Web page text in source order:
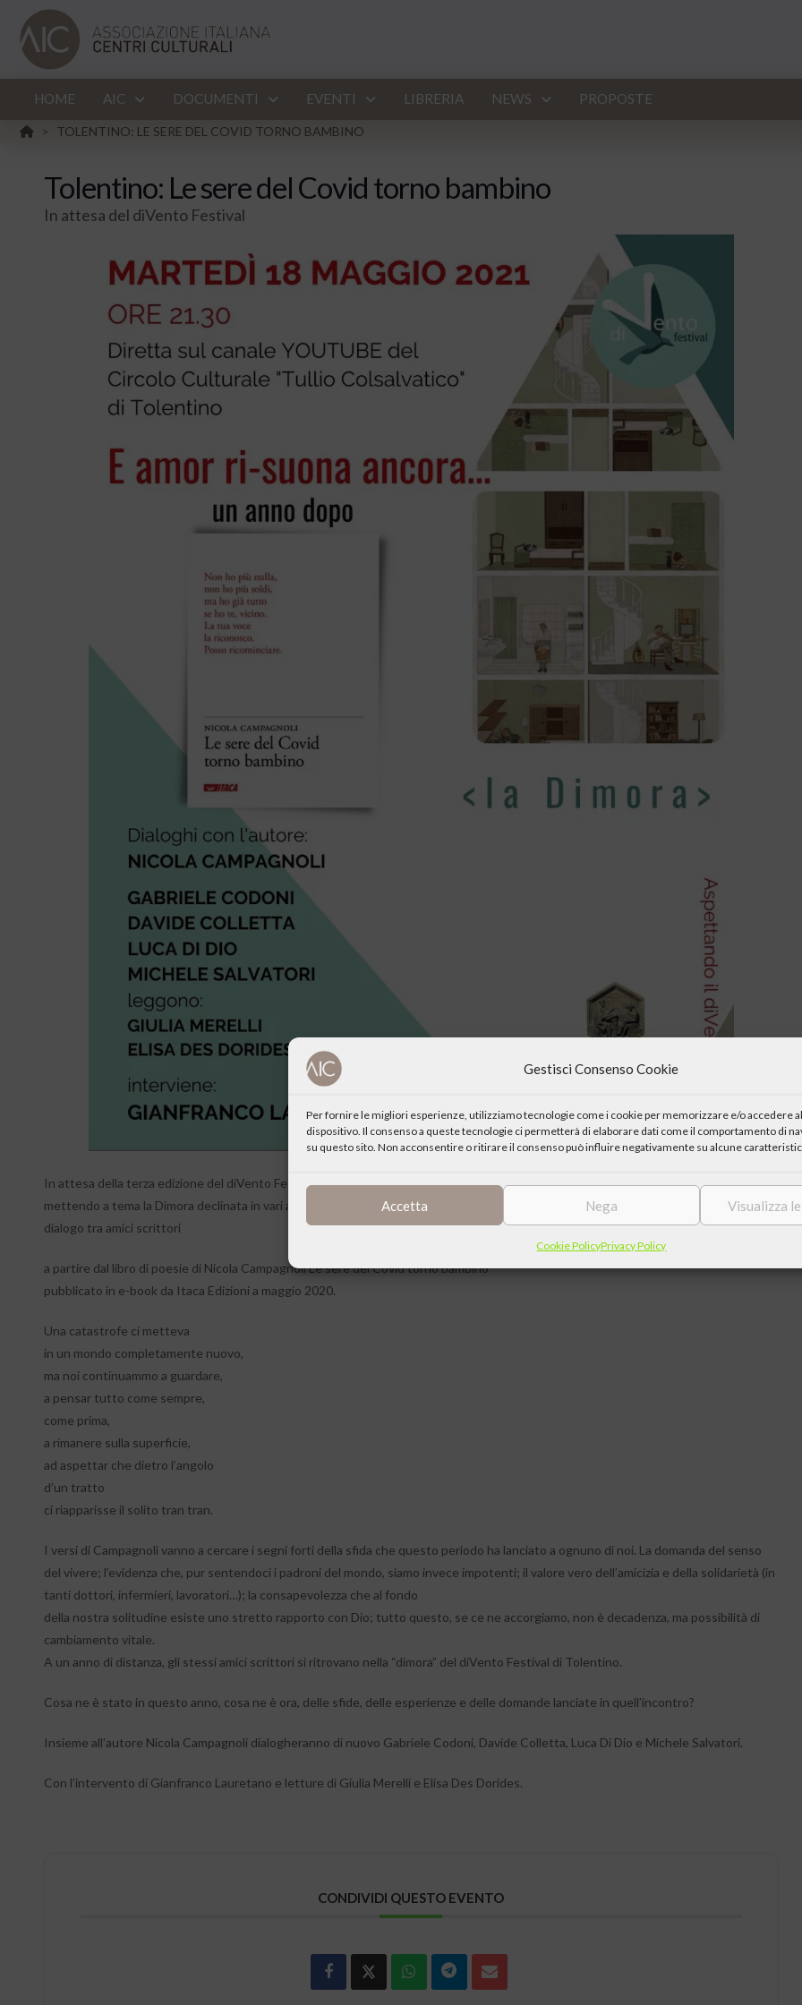
Gestisci Consenso Cookie
Per fornire le migliori esperienze, utilizziamo tecnologie come i cookie per memorizzare e/o accedere
dispositivo. Il consenso a queste tecnologie ci permetterà di elaborare dati come il comportamento di
su questo sito. Non acconsentire o ritirare il consenso può influire negativamente su alcune
Accetta Nega Visualizza
Cookie PolicyPrivacy Policy
HOME AIC DOCUMENTI EVENTI LIBRERIA NEWS PROPOSTE
HOME
> TOLENTINO: LE SERE DEL COVID TORNO BAMBINO
Tolentino: Le sere del Covid torno bambino
In attesa del diVento Festival
In attesa della terza edizione del diVento Festival che si svolgerà a Tolentino a luglio,
mettendo a tema la Dimora declinata in vari ambiti artistici, tra cui la poesia, riproponiamo ad un anno di distanza, un bellissimo
dialogo tra amici scrittori
a partire dal libro di poesie di Nicola Campagnoli Le sere del Covid torno bambino
pubblicato in e-book da Itaca Edizioni a maggio 2020.
Una catastrofe ci metteva
in un mondo completamente nuovo,
ma noi continuammo a guardare,
a pensar tutto come sempre,
come prima,
a rimanere sulla superficie,
ad aspettar che dietro l’angolo
d’un tratto
ci riapparisse il solito tran tran.
I versi di Campagnoli vanno a cercare i segni forti della sfida che questo periodo ha lanciato a ognuno di noi. La domanda del senso
del vivere; l’evidenza che, pur sentendoci i padroni del mondo, siamo invece impotenti; il valore vero dell’amicizia e della solidarietà (in
tanti dottori, infermieri, lavoratori…); la consapevolezza che al fondo
della nostra solitudine esiste uno stretto rapporto con Dio; tutto questo, se ce ne accorgiamo, non è decadenza, ma possibilità di
cambiamento vitale.
A un anno di distanza, gli stessi amici scrittori si ritrovano nella “dimora” del diVento Festival di Tolentino.
Cosa ne è stato in questo anno, cosa ne è ora, delle sfide, delle esperienze e delle domande lanciate in quell’incontro?
Insieme all’autore Nicola Campagnoli dialogheranno di nuovo Gabriele Codoni, Davide Colletta, Luca Di Dio e Michele Salvatori.
Con l’intervento di Gianfranco Lauretano e letture di Giulia Merelli e Elisa Des Dorides.
CONDIVIDI QUESTO EVENTO